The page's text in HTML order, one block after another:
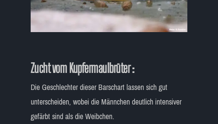
Zucht vom Kupfermaulbrüter :
Die Geschlechter dieser Barschart lassen sich gut
unterscheiden, wobei die Männchen deutlich intensiver
gefärbt sind als die Weibchen.